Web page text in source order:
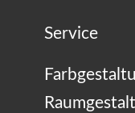
Service